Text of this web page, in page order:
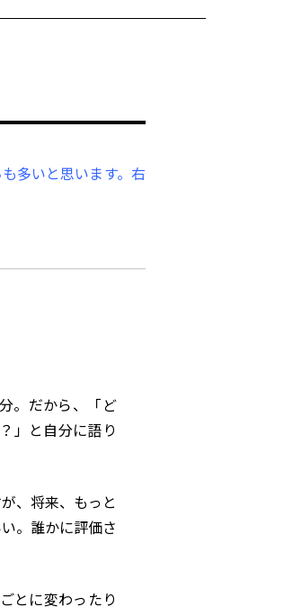
ヨタイムズスポーツ
多いと思います。右
。だから、「ど
」と自分に語り
、将来、もっと
。誰かに評価さ
とに変わったり